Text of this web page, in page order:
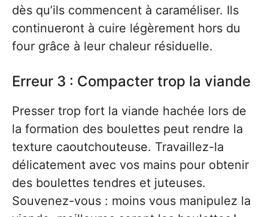
dès qu’ils commencent à caraméliser. Ils
continueront à cuire légèrement hors du
four grâce à leur chaleur résiduelle.
Erreur 3 : Compacter trop la viande
Presser trop fort la viande hachée lors de
la formation des boulettes peut rendre la
texture caoutchouteuse. Travaillez-la
délicatement avec vos mains pour obtenir
des boulettes tendres et juteuses.
Souvenez-vous : moins vous manipulez la